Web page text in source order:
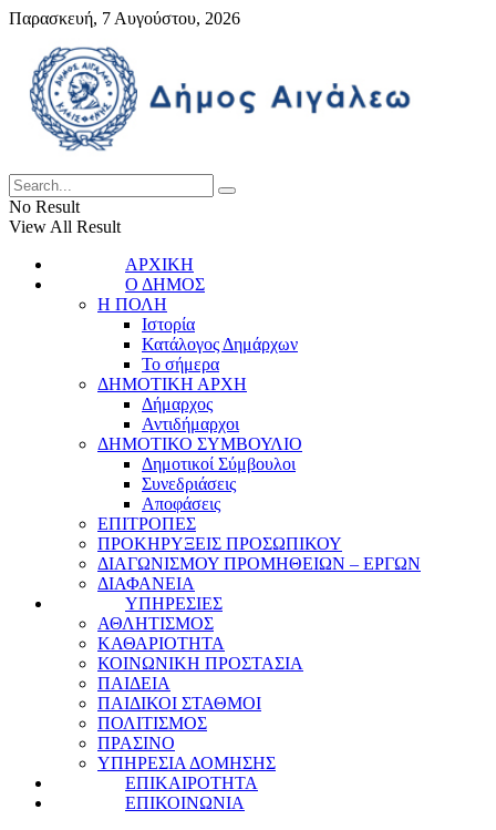
Παρασκευή, 7 Αυγούστου, 2026
No Result
View All Result
ΑΡΧΙΚΗ
Ο ΔΗΜΟΣ
Η ΠΟΛΗ
Ιστορία
Κατάλογος Δημάρχων
Το σήμερα
ΔΗΜΟΤΙΚΗ ΑΡΧΗ
Δήμαρχος
Αντιδήμαρχοι
ΔΗΜΟΤΙΚΟ ΣΥΜΒΟΥΛΙΟ
Δημοτικοί Σύμβουλοι
Συνεδριάσεις
Αποφάσεις
ΕΠΙΤΡΟΠΕΣ
ΠΡΟΚΗΡΥΞΕΙΣ ΠΡΟΣΩΠΙΚΟΥ
ΔΙΑΓΩΝΙΣΜΟΥ ΠΡΟΜΗΘΕΙΩΝ – ΕΡΓΩΝ
ΔΙΑΦΑΝΕΙΑ
ΥΠΗΡΕΣΙΕΣ
ΑΘΛΗΤΙΣΜΟΣ
ΚΑΘΑΡΙΟΤΗΤΑ
ΚΟΙΝΩΝΙΚΗ ΠΡΟΣΤΑΣΙΑ
ΠΑΙΔΕΙΑ
ΠΑΙΔΙΚΟΙ ΣΤΑΘΜΟΙ
ΠΟΛΙΤΙΣΜΟΣ
ΠΡΑΣΙΝΟ
ΥΠΗΡΕΣΙΑ ΔΟΜΗΣΗΣ
ΕΠΙΚΑΙΡΟΤΗΤΑ
ΕΠΙΚΟΙΝΩΝΙΑ